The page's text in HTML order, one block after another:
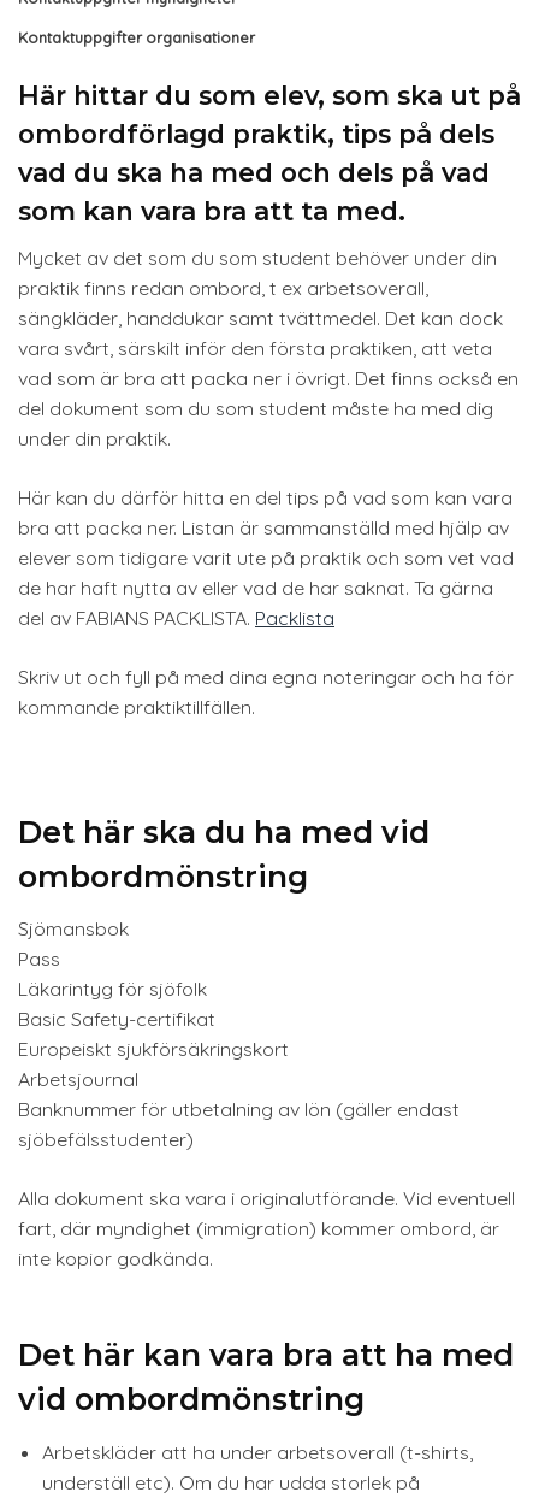
Kontaktuppgifter organisationer
Här hittar du som elev, som ska ut på
ombordförlagd praktik, tips på dels
vad du ska ha med och dels på vad
som kan vara bra att ta med.
Mycket av det som du som student behöver under din
praktik finns redan ombord, t ex arbetsoverall,
sängkläder, handdukar samt tvättmedel. Det kan dock
vara svårt, särskilt inför den första praktiken, att veta
vad som är bra att packa ner i övrigt. Det finns också en
del dokument som du som student måste ha med dig
under din praktik.
Här kan du därför hitta en del tips på vad som kan vara
bra att packa ner. Listan är sammanställd med hjälp av
elever som tidigare varit ute på praktik och som vet vad
de har haft nytta av eller vad de har saknat. Ta gärna
del av FABIANS PACKLISTA. Packlista
Skriv ut och fyll på med dina egna noteringar och ha för
kommande praktiktillfällen.
Det här ska du ha med vid
ombordmönstring
Sjömansbok
Pass
Läkarintyg för sjöfolk
Basic Safety-certifikat
Europeiskt sjukförsäkringskort
Arbetsjournal
Banknummer för utbetalning av lön (gäller endast
sjöbefälsstudenter)
Alla dokument ska vara i originalutförande. Vid eventuell
fart, där myndighet (immigration) kommer ombord, är
inte kopior godkända.
Det här kan vara bra att ha med
vid ombordmönstring
Arbetskläder att ha under arbetsoverall (t-shirts,
underställ etc). Om du har udda storlek på